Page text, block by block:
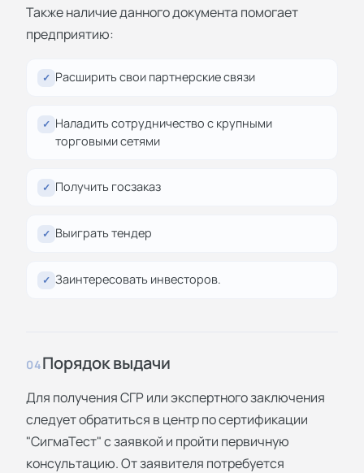
Также наличие данного документа помогает
предприятию:
✓ Расширить свои партнерские связи
✓ Наладить сотрудничество с крупными
торговыми сетями
✓ Получить госзаказ
✓ Выиграть тендер
✓ Заинтересовать инвесторов.
04Порядок выдачи
Для получения СГР или экспертного заключения
следует обратиться в центр по сертификации
"СигмаТест" с заявкой и пройти первичную
консультацию. От заявителя потребуется